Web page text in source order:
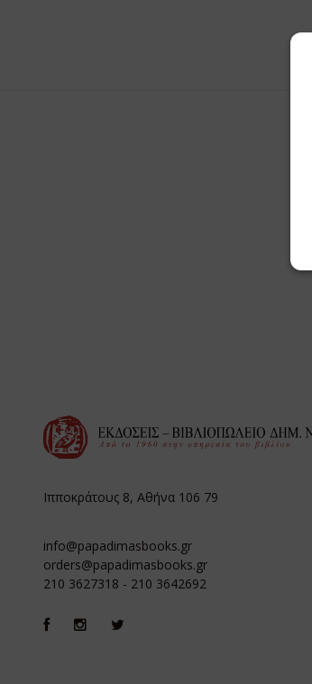
Ιπποκράτους 8, Αθήνα 106 79
info@papadimasbooks.gr
orders@papadimasbooks.gr
210 3627318 - 210 3642692